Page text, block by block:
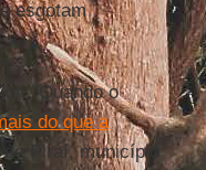
esgotam
“Quando o
do que a
Piraí, município